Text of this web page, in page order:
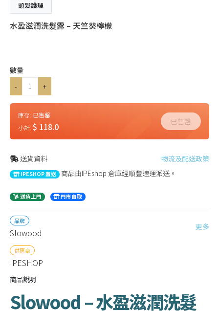
頭髮護理
水盈滋潤洗髮露 – 天竺葵檸檬
數量
-
+
庫存: 已售罄
小計: $ 118.0 已售罄
送貨資料 物流及配送政策
IPESHOP 直送 商品由IPEshop 倉庫經順豐速運派送。
送貨上門 門市自取
品牌
Slowood
更多
供應商
IPESHOP
商品說明
Slowood – 水盈滋潤洗髮